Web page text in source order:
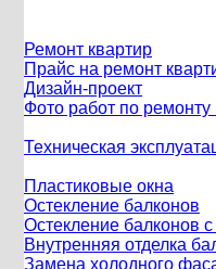
Ремонт квартир
Прайс на ремонт
Дизайн-проект
Фото работ по ремонту
Техническая
Пластиковые окна
Остекление балконов
Остекление балконов
Внутренняя отделка
Замена холодного